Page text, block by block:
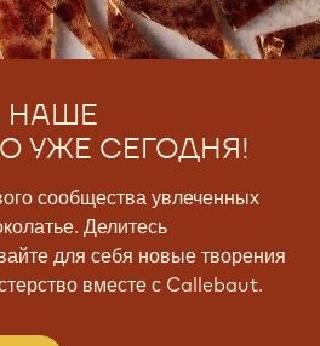
НАШЕ
УЖЕ СЕГОДНЯ!
сообщества увлеченных
Делитесь
для себя новые творения
вместе с Callebaut.